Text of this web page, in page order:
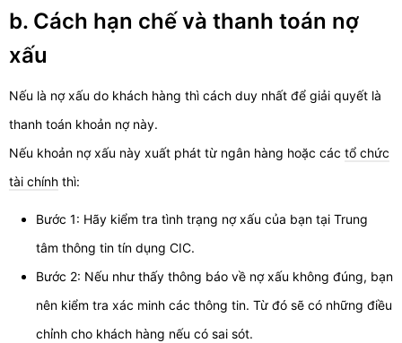
b. Cách hạn chế và thanh toán nợ
xấu
Nếu là nợ xấu do khách hàng thì cách duy nhất để giải quyết là
thanh toán khoản nợ này.
Nếu khoản nợ xấu này xuất phát từ ngân hàng hoặc các tổ chức
tài chính thì:
Bước 1: Hãy kiểm tra tình trạng nợ xấu của bạn tại Trung
tâm thông tin tín dụng CIC.
Bước 2: Nếu như thấy thông báo về nợ xấu không đúng, bạn
nên kiểm tra xác minh các thông tin. Từ đó sẽ có những điều
chỉnh cho khách hàng nếu có sai sót.